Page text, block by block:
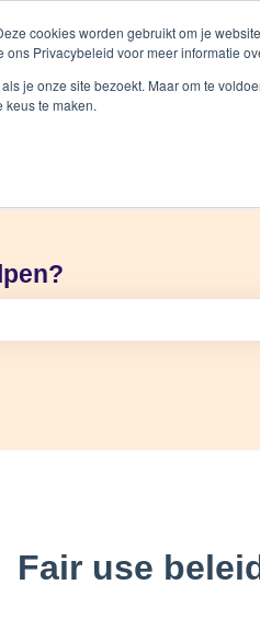
cookies worden gebruikt om je
Privacybeleid voor meer informatie
je onze site bezoekt. Maar om te
keus te maken.
Fair use